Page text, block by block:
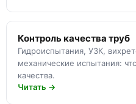
Контроль качества труб
Гидроиспытания, УЗК,
механические испытания:
качества.
Читать →